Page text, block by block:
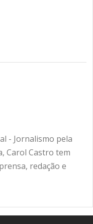
- Jornalismo pela
Carol Castro tem
redação e